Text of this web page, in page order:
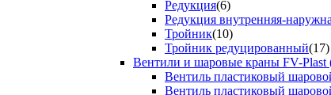
Редукция(6)
Редукция внутренняя-
Тройник(10)
Тройник редуцированный(17)
Вентили и шаровые краны FV-Plast
Вентиль пластиковый
Вентиль пластиковый